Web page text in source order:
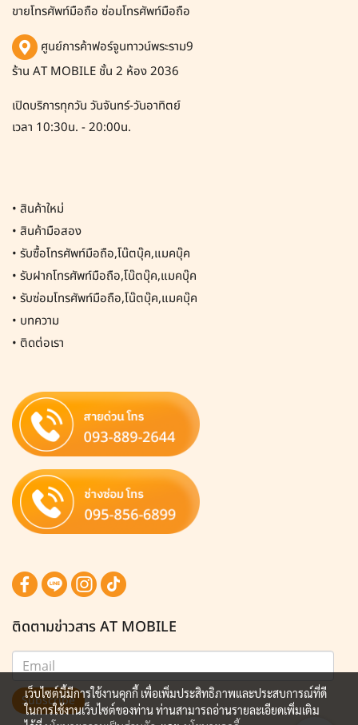
ขายโทรศัพท์มือถือ ซ่อมโทรศัพท์มือถือ
ศูนย์การค้าฟอร์จูนทาวน์พระราม9
ร้าน AT MOBILE ชั้น 2 ห้อง 2036
เปิดบริการทุกวัน วันจันทร์-วันอาทิตย์
เวลา 10:30น. - 20:00น.
• สินค้าใหม่
• สินค้ามือสอง
• รับซื้อโทรศัพท์มือถือ,โน๊ตบุ๊ค,แมคบุ๊ค
• รับฝากโทรศัพท์มือถือ,โน๊ตบุ๊ค,แมคบุ๊ค
• รับซ่อมโทรศัพท์มือถือ,โน๊ตบุ๊ค,แมคบุ๊ค
• บทความ
• ติดต่อเรา
ติดตามข่าวสาร AT MOBILE
Subscribe
เว็บไซต์นี้มีการใช้งานคุกกี้ เพื่อเพิ่มประสิทธิภาพและประสบการณ์ที่ดี
ในการใช้งานเว็บไซต์ของท่าน ท่านสามารถอ่านรายละเอียดเพิ่มเติม